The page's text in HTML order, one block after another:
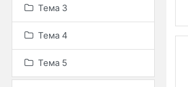
Тема 3
Тема 4
Тема 5